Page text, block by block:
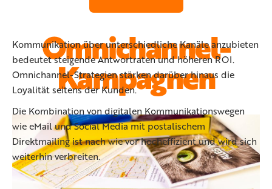
Omnichannel-
Kampagnen
Kommunikation über unterschiedliche Kanäle anzubieten
bedeutet steigende Antwortraten und höheren ROI.
Omnichannel-Strategien stärken darüber hinaus die
Loyalität seitens der Kunden.
Die Kombination von digitalen Kommunikationswegen
wie eMail und Social Media mit postalischem
Direktmailing ist nach wie vor hocheffizient und wird sich
weiterhin verbreiten.